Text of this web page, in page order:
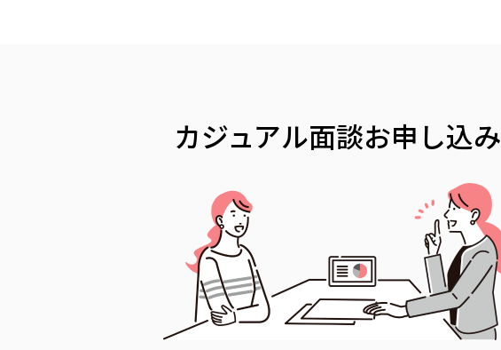
カジュアル面談お申し込み